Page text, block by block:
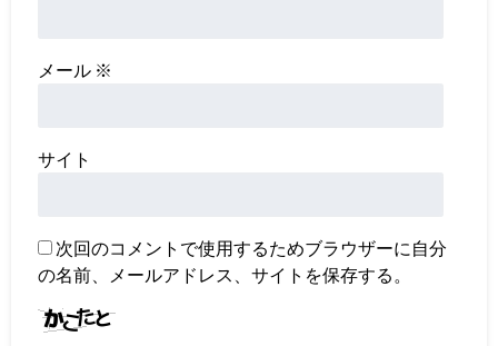
メール ※
サイト
次回のコメントで使用するためブラウザーに自分
の名前、メールアドレス、サイトを保存する。